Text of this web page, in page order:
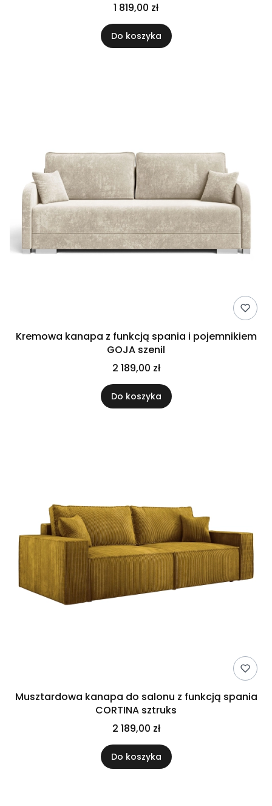
1 819,00 zł
Do koszyka
Kremowa kanapa z funkcją spania i pojemnikiem
GOJA szenil
2 189,00 zł
Do koszyka
Musztardowa kanapa do salonu z funkcją spania
CORTINA sztruks
2 189,00 zł
Do koszyka